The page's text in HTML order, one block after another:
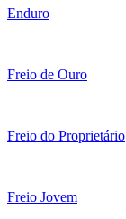
Enduro
Freio de Ouro
Freio do Proprietário
Freio Jovem